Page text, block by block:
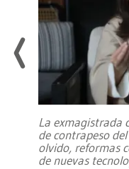
La exmagistrada
de contrapeso
olvido, reformas
de nuevas